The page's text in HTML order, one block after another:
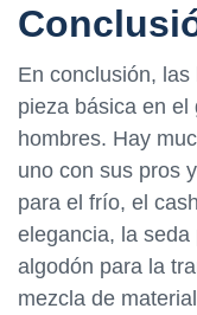
En conclusión,
pieza básica en
hombres. Hay
uno con sus pros
para el frío, el
elegancia, la seda
algodón para la
mezcla de